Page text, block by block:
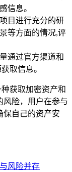
信息。
目进行充分的研
等方面的情况,评
通过官方渠道和
取信息。
获取加密资产和
风险，用户在参与
保自己的资产安
风险并存